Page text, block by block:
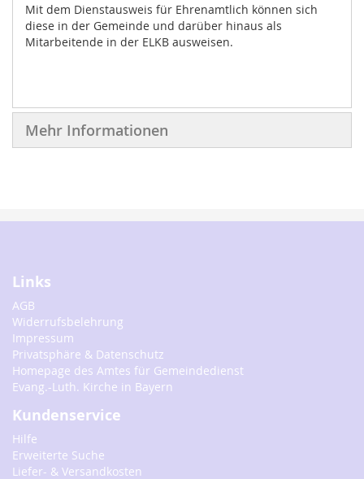
Mit dem Dienstausweis für Ehrenamtlich können sich
diese in der Gemeinde und darüber hinaus als
Mitarbeitende in der ELKB ausweisen.
Mehr Informationen
Links
AGB
Widerrufsbelehrung
Impressum
Privatsphäre & Datenschutz
Homepage des Amtes für Gemeindedienst
Evang.-Luth. Kirche in Bayern
Kundenservice
Hilfe
Erweiterte Suche
Liefer- & Versandkosten